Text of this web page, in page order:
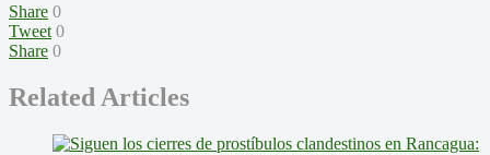
Share 0
Tweet 0
Share 0
Related Articles